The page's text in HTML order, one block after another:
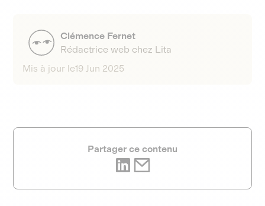
Clémence Fernet
Rédactrice web chez Lita
Mis à jour le19 Jun 2025
Partager ce contenu